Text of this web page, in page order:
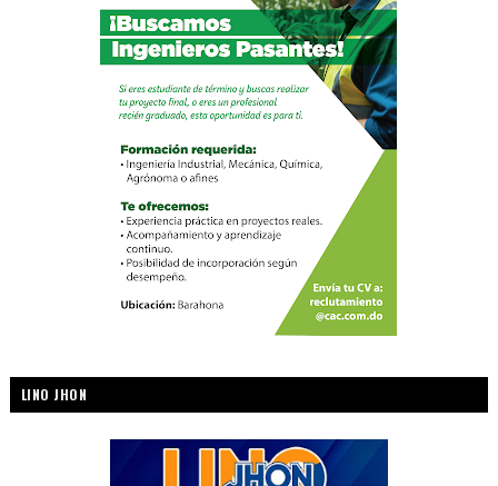
LINO JHON